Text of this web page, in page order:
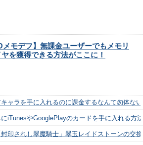
メモデフ】無課金ユーザーでもメモリ
を獲得できる方法がここに！
キャラを手に入れるのに課金するなんて勿体な
にiTunesやGooglePlayのカードを手に入れる方
封印されし翠魔騎士」翠玉レイドストーンの交